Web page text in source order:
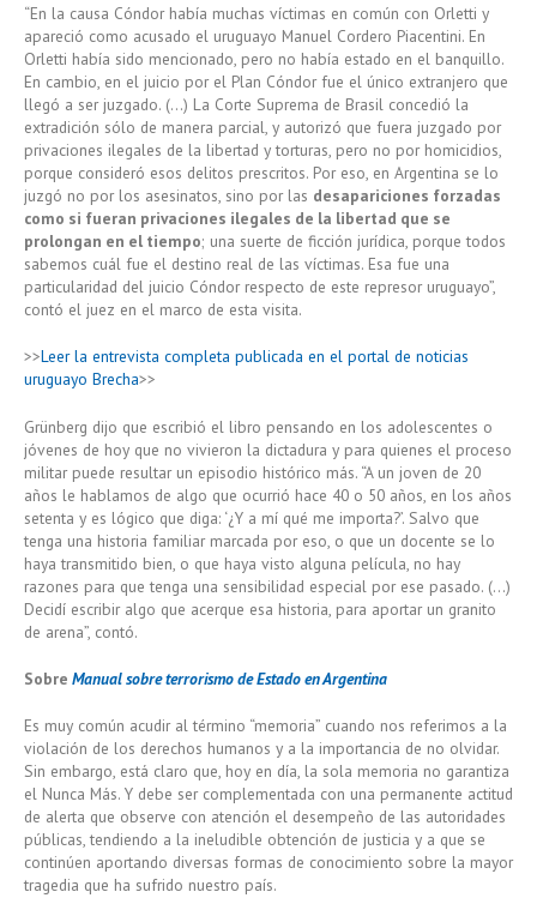
“En la causa Cóndor había muchas víctimas en común con Orletti y
apareció como acusado el uruguayo Manuel Cordero Piacentini. En
Orletti había sido mencionado, pero no había estado en el banquillo.
En cambio, en el juicio por el Plan Cóndor fue el único extranjero que
llegó a ser juzgado. (…) La Corte Suprema de Brasil concedió la
extradición sólo de manera parcial, y autorizó que fuera juzgado por
privaciones ilegales de la libertad y torturas, pero no por homicidios,
porque consideró esos delitos prescritos. Por eso, en Argentina se lo
juzgó no por los asesinatos, sino por las desapariciones forzadas
como si fueran privaciones ilegales de la libertad que se
prolongan en el tiempo; una suerte de ficción jurídica, porque todos
sabemos cuál fue el destino real de las víctimas. Esa fue una
particularidad del juicio Cóndor respecto de este represor uruguayo”,
contó el juez en el marco de esta visita.
>>Leer la entrevista completa publicada en el portal de noticias
uruguayo Brecha>>
Grünberg dijo que escribió el libro pensando en los adolescentes o
jóvenes de hoy que no vivieron la dictadura y para quienes el proceso
militar puede resultar un episodio histórico más. “A un joven de 20
años le hablamos de algo que ocurrió hace 40 o 50 años, en los años
setenta y es lógico que diga: ‘¿Y a mí qué me importa?’. Salvo que
tenga una historia familiar marcada por eso, o que un docente se lo
haya transmitido bien, o que haya visto alguna película, no hay
razones para que tenga una sensibilidad especial por ese pasado. (…)
Decidí escribir algo que acerque esa historia, para aportar un granito
de arena”, contó.
Sobre Manual sobre terrorismo de Estado en Argentina
Es muy común acudir al término “memoria” cuando nos referimos a la
violación de los derechos humanos y a la importancia de no olvidar.
Sin embargo, está claro que, hoy en día, la sola memoria no garantiza
el Nunca Más. Y debe ser complementada con una permanente actitud
de alerta que observe con atención el desempeño de las autoridades
públicas, tendiendo a la ineludible obtención de justicia y a que se
continúen aportando diversas formas de conocimiento sobre la mayor
tragedia que ha sufrido nuestro país.